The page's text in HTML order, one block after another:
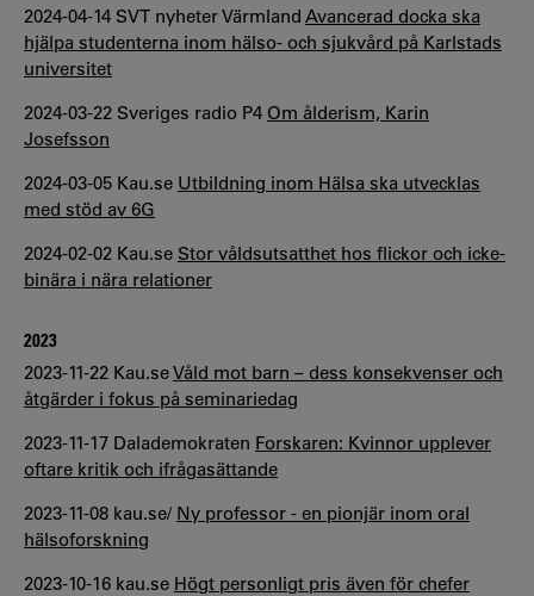
2024-04-14 SVT nyheter Värmland Avancerad docka ska
hjälpa studenterna inom hälso- och sjukvård på Karlstads
universitet
2024-03-22 Sveriges radio P4 Om ålderism, Karin
Josefsson
2024-03-05 Kau.se Utbildning inom Hälsa ska utvecklas
med stöd av 6G
2024-02-02 Kau.se Stor våldsutsatthet hos flickor och icke-
binära i nära relationer
2023
2023-11-22 Kau.seVåld mot barn – dess konsekvenser och
åtgärder i fokus på seminariedag
2023-11-17 Dalademokraten Forskaren: Kvinnor upplever
oftare kritik och ifrågasättande
2023-11-08 kau.se/ Ny professor - en pionjär inom oral
hälsoforskning
2023-10-16 kau.se Högt personligt pris även för chefer